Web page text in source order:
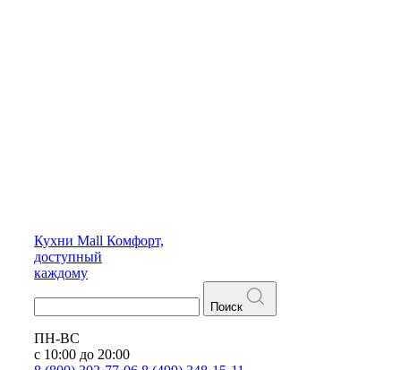
Кухни Mall Комфорт,
доступный
каждому
Поиск
ПН-ВС
с 10:00 до 20:00